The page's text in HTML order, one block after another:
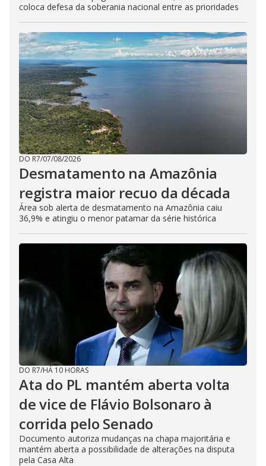
coloca defesa da soberania nacional entre as prioridades
DO R7/07/08/2026
Desmatamento na Amazônia
registra maior recuo da década
Área sob alerta de desmatamento na Amazônia caiu
36,9% e atingiu o menor patamar da série histórica
DO R7/HÁ 10 HORAS
Ata do PL mantém aberta volta
de vice de Flávio Bolsonaro à
corrida pelo Senado
Documento autoriza mudanças na chapa majoritária e
mantém aberta a possibilidade de alterações na disputa
pela Casa Alta